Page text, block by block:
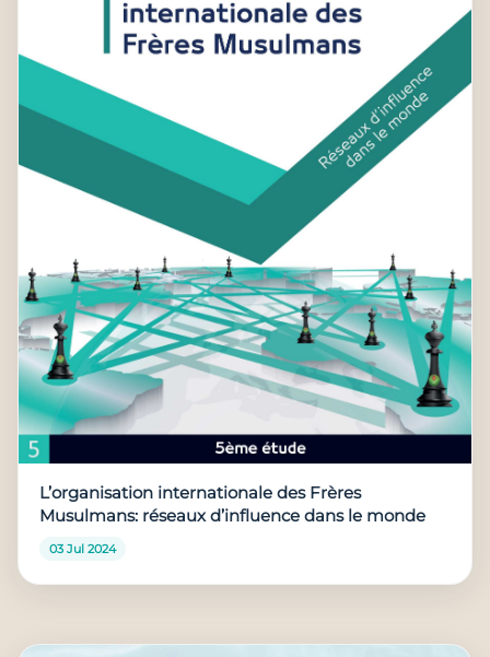
L’organisation internationale des Frères
Musulmans: réseaux d’influence dans le monde
03 Jul 2024